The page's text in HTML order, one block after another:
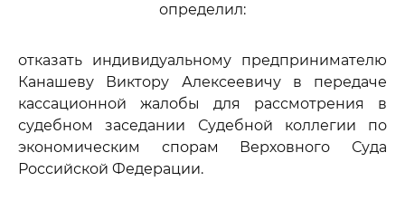
определил:
отказать индивидуальному предпринимателю
Канашеву Виктору Алексеевичу в передаче
кассационной жалобы для рассмотрения в
судебном заседании Судебной коллегии по
экономическим спорам Верховного Суда
Российской Федерации.